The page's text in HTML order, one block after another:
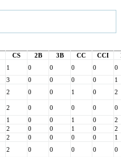
CS 2B 3B CC CCI
1 0 0 0 0
0
3 0 0 0 0
1
2 0 0 1 0 2
2 0 0 0 0
0
1 0 0 1 0
2
2 0 0 1 0
2
2 0 0 0 0
1
2 0 0 0 0 0